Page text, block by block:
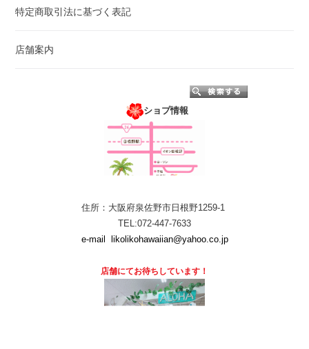
特定商取引法に基づく表記
店舗案内
ショプ情報
住所：大阪府泉佐野市日根野1259-1
TEL:072-447-7633
e-mail likolikohawaiian@yahoo.co.jp
店舗にてお待ちしています！